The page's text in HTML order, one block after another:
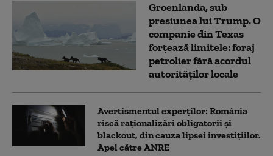
Groenlanda, sub
presiunea lui Trump. O
companie din Texas
forțează limitele: foraj
petrolier fără acordul
autorităților locale
Avertismentul experților: România
riscă raționalizări obligatorii și
blackout, din cauza lipsei investițiilor.
Apel către ANRE